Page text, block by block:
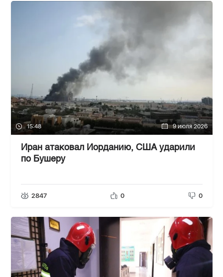
15:48 9 июля 2026
Иран атаковал Иорданию, США ударили
по Бушеру
2847 0 0